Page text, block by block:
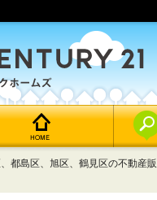
都島区、旭区、鶴見区の不動産